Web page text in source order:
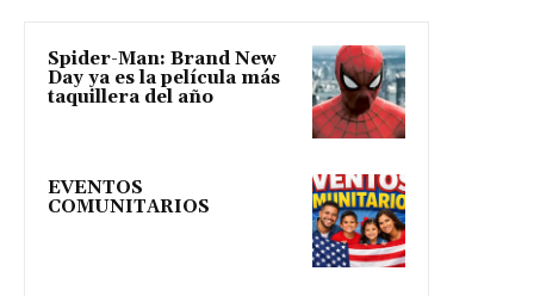
Spider-Man: Brand New
Day ya es la película más
taquillera del año
EVENTOS
COMUNITARIOS